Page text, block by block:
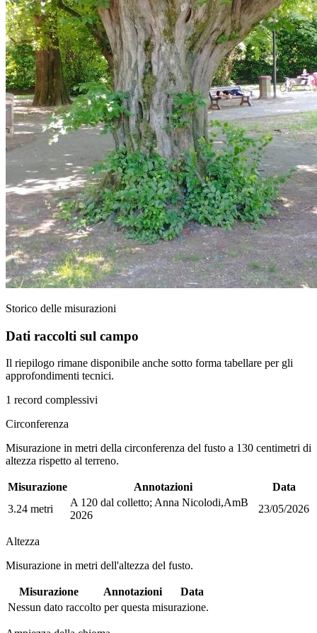
Storico delle misurazioni
Dati raccolti sul campo
Il riepilogo rimane disponibile anche sotto forma tabellare per gli
approfondimenti tecnici.
1 record complessivi
Circonferenza
Misurazione in metri della circonferenza del fusto a 130 centimetri di
altezza rispetto al terreno.
Misurazione Annotazioni
Data
3.24 metri
A 120 dal colletto; Anna Nicolodi,AmB
2026
23/05/2026
Altezza
Misurazione in metri dell'altezza del fusto.
Misurazione Annotazioni
Data
Nessun dato raccolto per questa misurazione.